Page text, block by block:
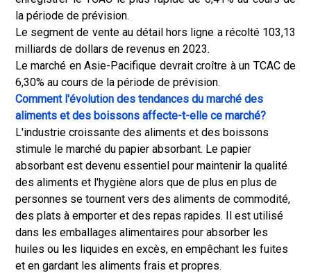
la période de prévision.
Le segment de vente au détail hors ligne a récolté 103,13
milliards de dollars de revenus en 2023.
Le marché en Asie-Pacifique devrait croître à un TCAC de
6,30% au cours de la période de prévision.
Comment l'évolution des tendances du marché des
aliments et des boissons affecte-t-elle ce marché?
L'industrie croissante des aliments et des boissons
stimule le marché du papier absorbant. Le papier
absorbant est devenu essentiel pour maintenir la qualité
des aliments et l'hygiène alors que de plus en plus de
personnes se tournent vers des aliments de commodité,
des plats à emporter et des repas rapides. Il est utilisé
dans les emballages alimentaires pour absorber les
huiles ou les liquides en excès, en empêchant les fuites
et en gardant les aliments frais et propres.